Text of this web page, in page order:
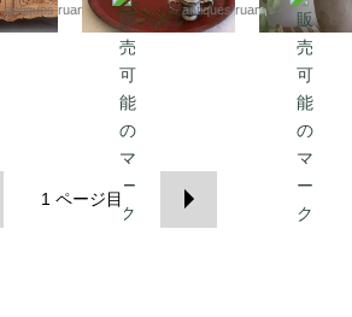
antiques ruan antiques ruan
1 ページ目